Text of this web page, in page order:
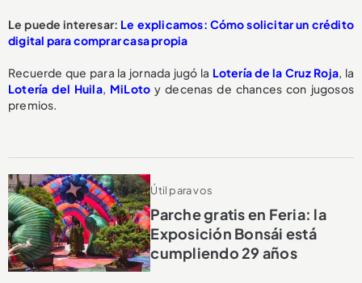
Le puede interesar: Le explicamos: Cómo solicitar un crédito
digital para comprar casa propia
Recuerde que para la jornada jugó la Lotería de la Cruz Roja, la
Lotería del Huila, MiLoto y decenas de chances con jugosos
premios.
Útil para vos
Parche gratis en Feria: la
Exposición Bonsái está
cumpliendo 29 años